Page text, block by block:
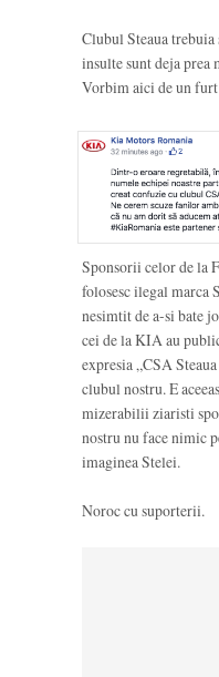
Clubul Steaua
insulte sunt deja prea
Vorbim aici de un
Sponsorii celor de la
folosesc ilegal marca
nesimtit de a-si bate
cei de la KIA au
expresia „CSA
clubul nostru. E
mizerabilii ziaristi
nostru nu face nimic
imaginea Stelei.
Noroc cu suporterii.